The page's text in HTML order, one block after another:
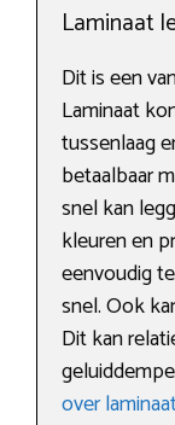
Laminaat
Dit is een
Laminaat
tussenlaag
betaalbaar
snel kan
kleuren en
eenvoudig
snel. Ook
Dit kan
over